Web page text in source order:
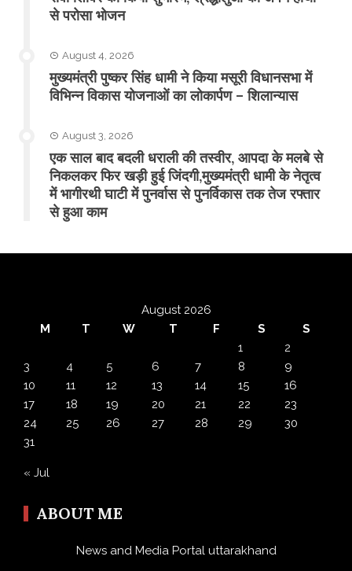
से परोसा भोजन
August 4, 2026
मुख्यमंत्री पुष्कर सिंह धामी ने किया मसूरी विधानसभा में
विभिन्न विकास योजनाओं का लोकार्पण – शिलान्यास
August 3, 2026
एक साल बाद बदली धराली की तस्वीर, आपदा के मलबे से
निकलकर फिर खड़ी हुई जिंदगी,मुख्यमंत्री धामी के नेतृत्व
में भागीरथी घाटी में पुनर्वास से पुनर्विकास तक तेज रफ्तार
से हुआ काम
August 2026
M
T W T F S
S
1
2
3
4 5 6 7 8
9
10
11 12 13 14 15
16
17
18 19 20 21 22
23
24
25 26 27 28 29
30
31
« Jul
ABOUT ME
News and Media Portal uttarakhand